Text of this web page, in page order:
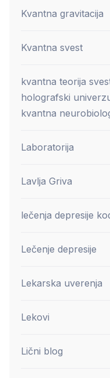
Kvantna gravitacija
Kvantna svest
kvantna teorija
holografski
kvantna
Laboratorija
Lavlja Griva
lečenja depresije
Lečenje depresije
Lekarska uverenja
Lekovi
Lični blog